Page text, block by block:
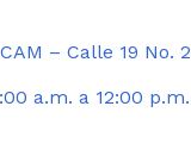
– Calle 19 No.
a.m. a 12:00